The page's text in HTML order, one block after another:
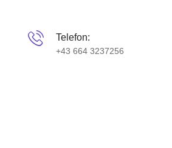
Telefon:
+43 664 3237256